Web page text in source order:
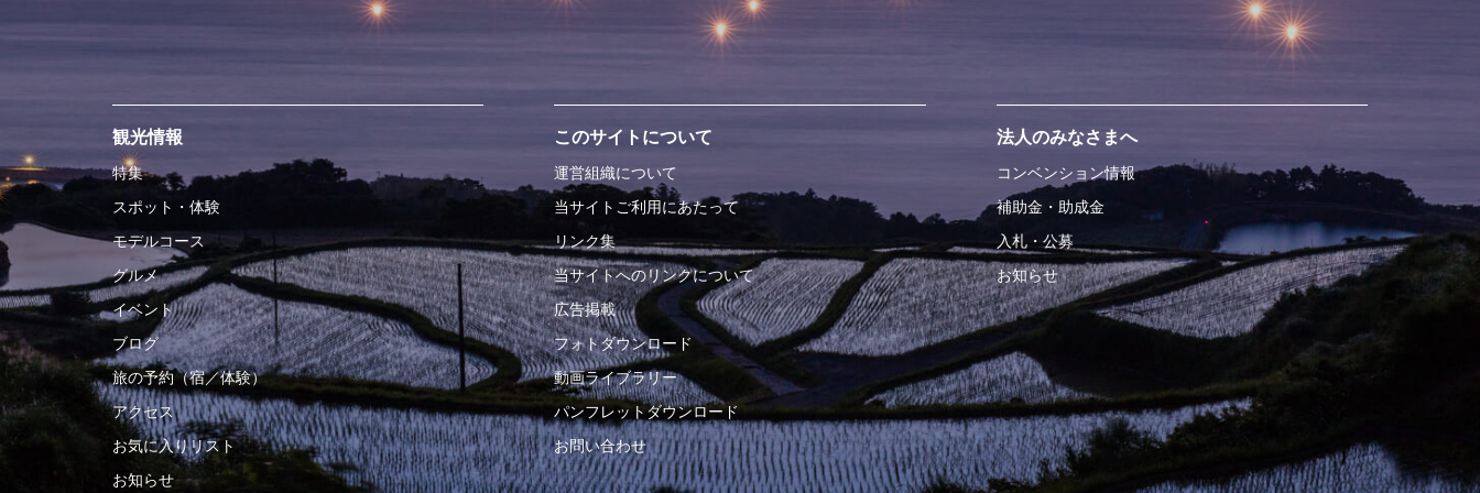
観光情報
特集
スポット・体験
モデルコース
グルメ
イベント
ブログ
旅の予約（宿／体験）
アクセス
お気に入りリスト
お知らせ
このサイトについて
運営組織について
当サイトご利用にあたって
リンク集
当サイトへのリンクについて
広告掲載
フォトダウンロード
動画ライブラリー
パンフレットダウンロード
お問い合わせ
法人のみなさまへ
コンベンション情報
補助金・助成金
入札・公募
お知らせ